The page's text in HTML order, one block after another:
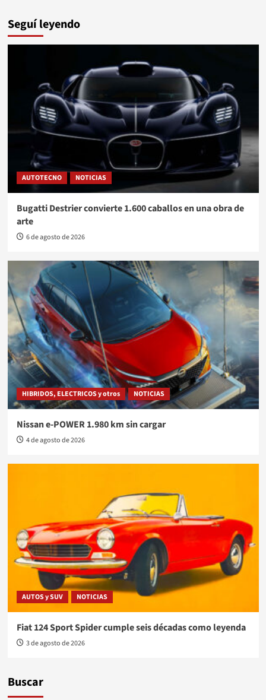
Seguí leyendo
AUTOTECNO NOTICIAS
Bugatti Destrier convierte 1.600 caballos en una obra de
arte
6 de agosto de 2026
HIBRIDOS, ELECTRICOS y otros NOTICIAS
Nissan e-POWER 1.980 km sin cargar
4 de agosto de 2026
AUTOS y SUV NOTICIAS
Fiat 124 Sport Spider cumple seis décadas como leyenda
3 de agosto de 2026
Buscar